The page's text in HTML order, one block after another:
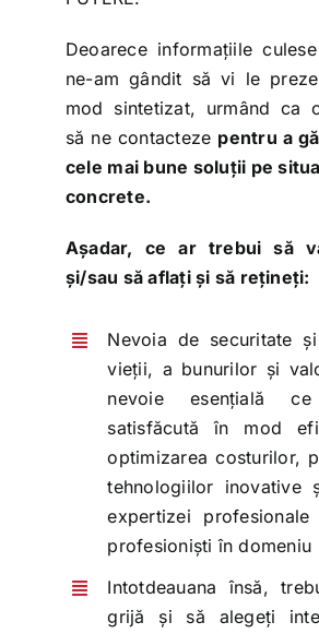
Deoarece informațiile
ne-am gândit să vi le
mod sintetizat, urmând ca
să ne contacteze pentru a
cele mai bune soluții pe
concrete.
Așadar, ce ar trebui să
și/sau să aflați și să rețineți:
Nevoia de securitate
vieții, a bunurilor și
nevoie esențială
satisfăcută în mod
optimizarea costurilor,
tehnologiilor inovative
expertizei
profesioniști în domeniu
Intotdeauana însă,
grijă și să alegeți